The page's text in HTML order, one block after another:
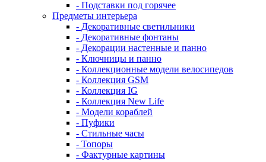
- Подставки под горячее
Предметы интерьера
- Декоративные светильники
- Декоративные фонтаны
- Декорации настенные и панно
- Ключницы и панно
- Коллекционные модели велосипедов
- Коллекция GSM
- Коллекция IG
- Коллекция New Life
- Модели кораблей
- Пуфики
- Стильные часы
- Топоры
- Фактурные картины